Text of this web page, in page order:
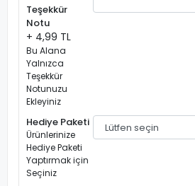
Teşekkür
Notu
+ 4,99 TL
Bu Alana
Yalnızca
Teşekkür
Notunuzu
Ekleyiniz
Hediye Paketi
Ürünlerinize
Hediye Paketi
Yaptırmak için
Seçiniz